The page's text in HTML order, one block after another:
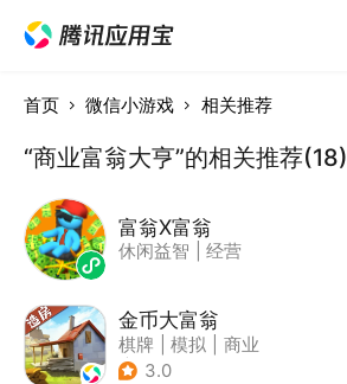
首页 微信小游戏 相关推荐
“商业富翁大亨”的相关推荐(18)
富翁X富翁
休闲益智 经营
金币大富翁
棋牌 模拟
商业
| 脑洞
3.0